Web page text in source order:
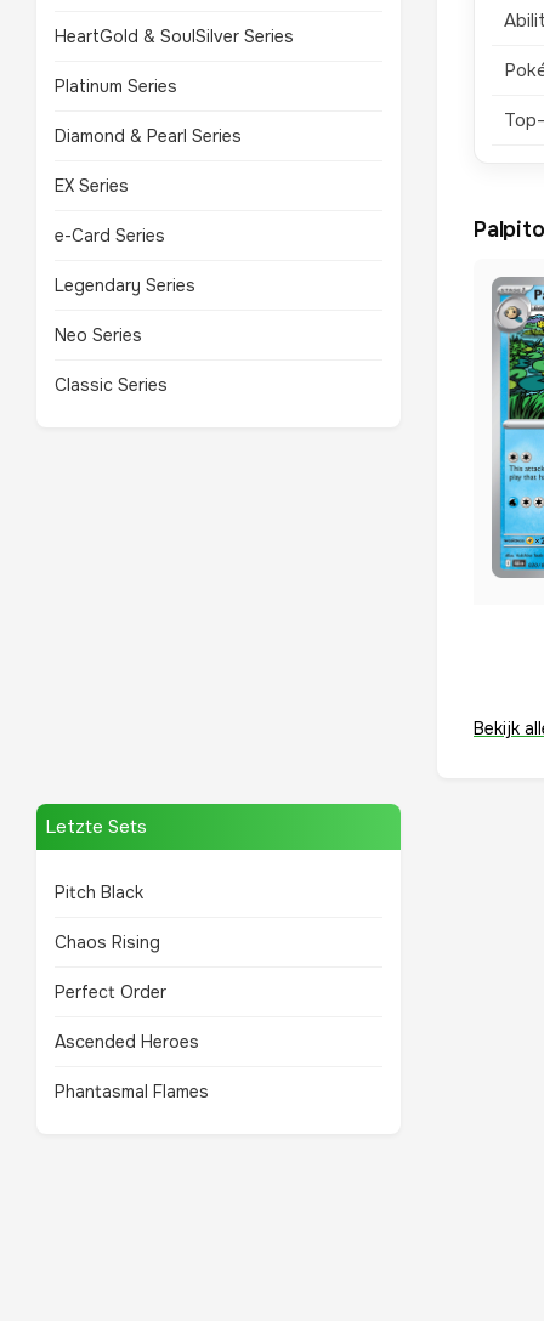
HeartGold & SoulSilver Series
Platinum Series
Diamond & Pearl Series
EX Series
e-Card Series
Legendary Series
Neo Series
Classic Series
Letzte Sets
Pitch Black
Chaos Rising
Perfect Order
Ascended Heroes
Phantasmal Flames
Bekijk